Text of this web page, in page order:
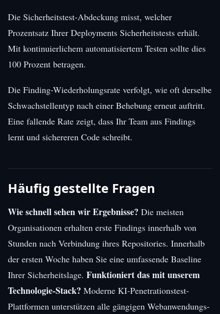
Die Sicherheitstest-Abdeckung misst, welcher
Prozentsatz Ihrer Deployments Sicherheitstests erhält.
Mit kontinuierlichem automatisiertem Testen sollte dies
100 Prozent betragen.
Die Finding-Wiederholungsrate verfolgt, wie oft derselbe
Schwachstellentyp nach einer Behebung erneut auftritt.
Eine fallende Rate zeigt, dass Ihr Team aus Findings
lernt und sichereren Code schreibt.
Häufig gestellte Fragen
Wie schnell sehen wir Ergebnisse? Die meisten
Organisationen erhalten erste Findings innerhalb von
Stunden nach Verbindung ihres Repositories. Innerhalb
der ersten Woche haben Sie eine umfassende Baseline
Ihrer Sicherheitslage. Funktioniert das mit unserem
Technologie-Stack? Moderne KI-Penetrationstest-
Plattformen unterstützen alle gängigen Webanwendungs-